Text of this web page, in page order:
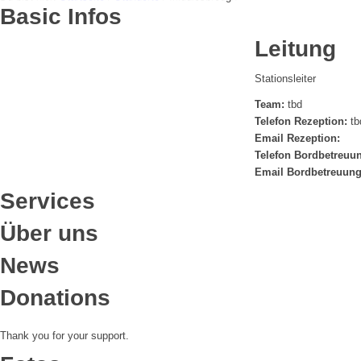
Basic Infos
Leitung
Stationsleiter
Team: tbd
Telefon Rezeption:
Email Rezeption:
Telefon
Email
Services
Über uns
News
Donations
Thank you for your support.